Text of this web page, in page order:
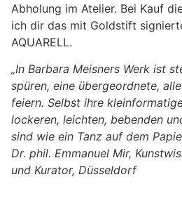
Abholung im Atelier. Bei Kauf
ich dir das mit Goldstift
AQUARELL.
„In Barbara Meisners Werk ist
spüren, eine übergeordnete,
feiern. Selbst ihre
lockeren, leichten, bebenden
sind wie ein Tanz auf dem
Dr. phil. Emmanuel Mir,
und Kurator, Düsseldorf